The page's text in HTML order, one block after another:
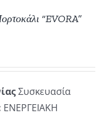
“EVORA”
Συσκευασία
ΕΝΕΡΓΕΙΑΚΗ